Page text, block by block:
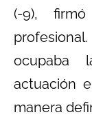
(-9),
ocupaba
actuación
manera